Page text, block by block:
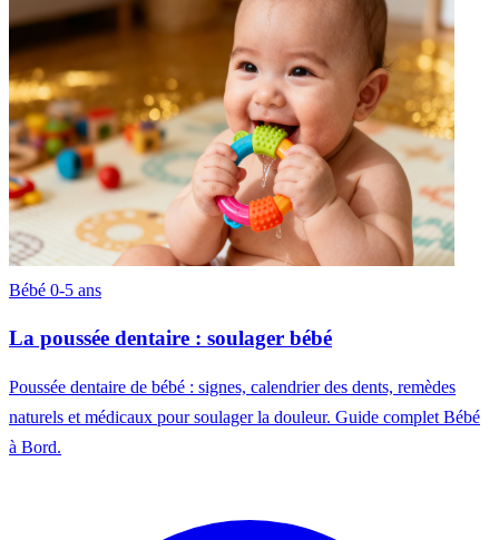
Bébé 0-5 ans
La poussée dentaire : soulager bébé
Poussée dentaire de bébé : signes, calendrier des dents, remèdes
naturels et médicaux pour soulager la douleur. Guide complet Bébé
à Bord.